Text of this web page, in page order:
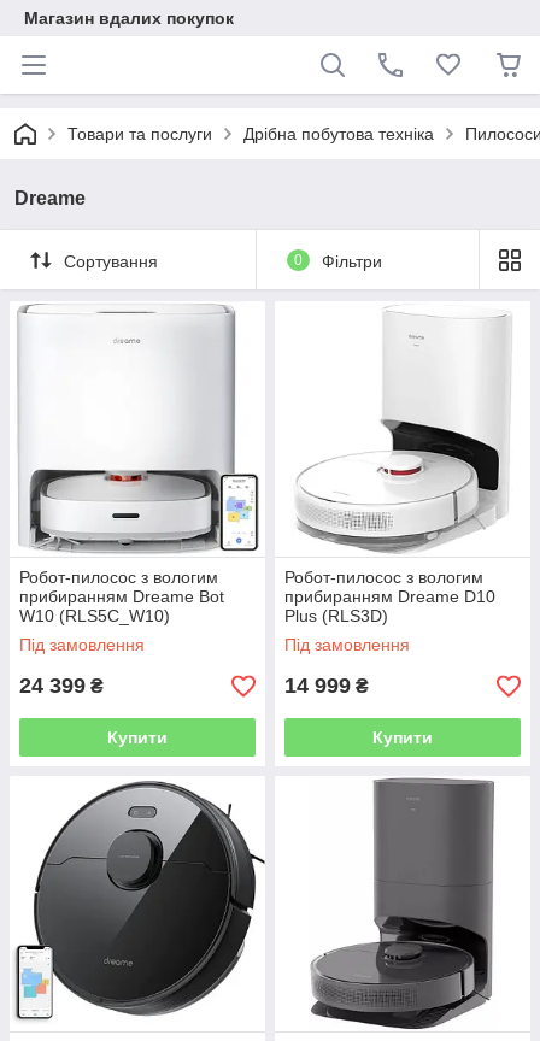
Магазин вдалих покупок
Товари та послуги Дрібна побутова техніка
Dreame
Сортування 0 Фільтри
Робот-пилосос з вологим
прибиранням Dreame Bot
W10 (RLS5C_W10)
Під замовлення
24 399 ₴
Купити
Робот-пилосос з вологим
прибиранням Dreame D10
Plus (RLS3D)
Під замовлення
14 999 ₴
Купити